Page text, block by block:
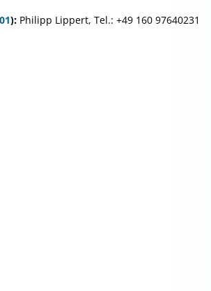
): Philipp Lippert, Tel.: +49 160 97640231